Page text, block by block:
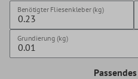
Benötigter Fliesenkleber (kg)
Grundierung (kg)